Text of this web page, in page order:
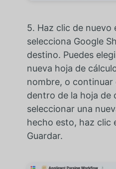
5. Haz clic de
selecciona Google
destino. Puedes
nueva hoja de
nombre, o continuar
dentro de la hoja de
seleccionar una
hecho esto, haz clic
Guardar.